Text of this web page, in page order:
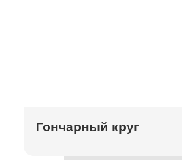
Гончарный круг